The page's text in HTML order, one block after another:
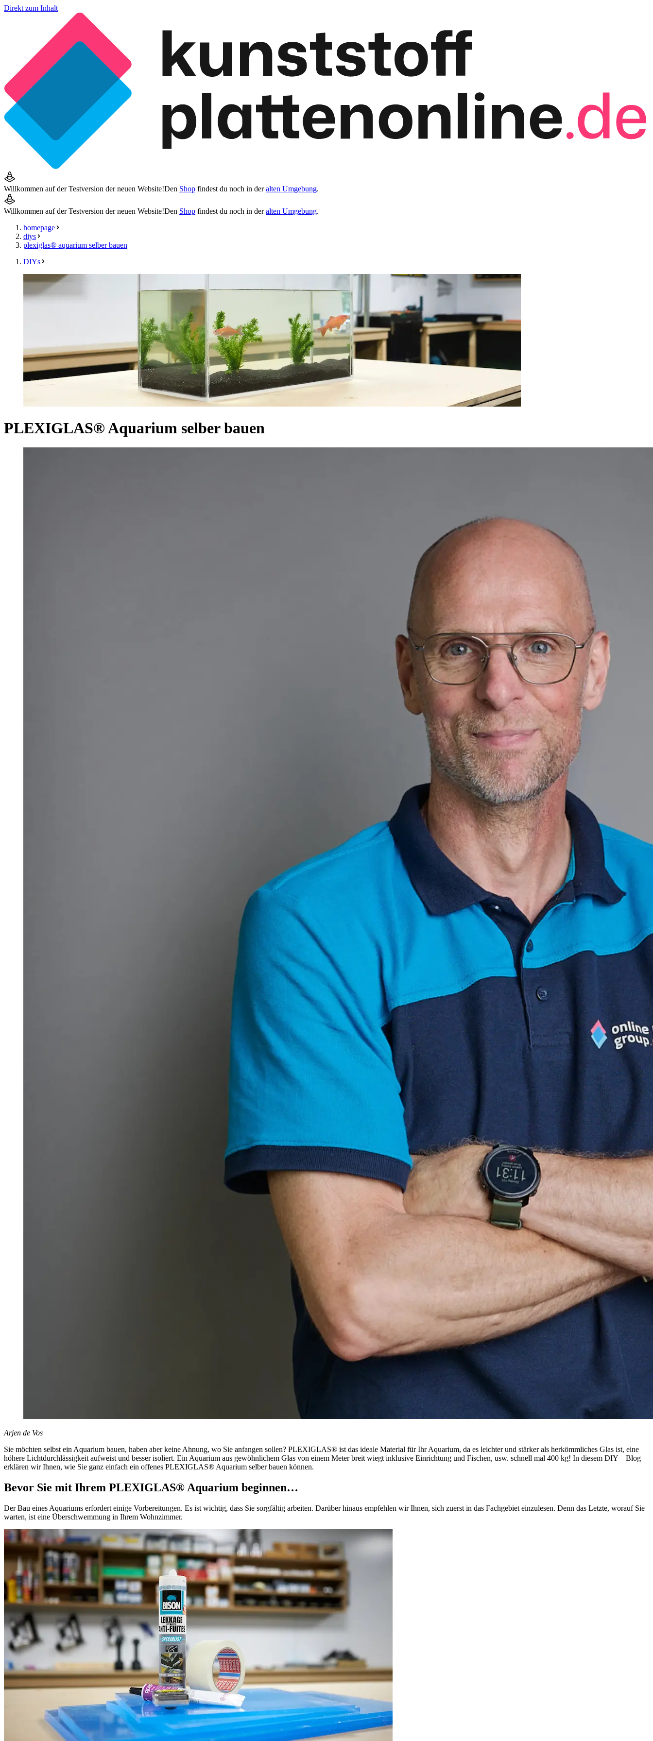
Direkt zum Inhalt
Willkommen auf der Testversion der neuen Website!Den Shop findest du noch in deralten Umgebung.
Willkommen auf der Testversion der neuen Website!Den Shop findest du noch in deralten Umgebung.
homepage
diys
plexiglas® aquarium selber bauen
DIYs
PLEXIGLAS® Aquarium selber bauen
Arjen de Vos
Sie möchten selbst ein Aquarium bauen, haben aber keine Ahnung, wo Sie anfangen sollen? PLEXIGLAS® ist das ideale Material für Ihr Aquarium, da es leichter und stärker als herkömmliches Glas ist, eine
höhere Lichtdurchlässigkeit aufweist und besser isoliert. Ein Aquarium aus gewöhnlichem Glas von einem Meter breit wiegt inklusive Einrichtung und Fischen, usw. schnell mal 400 kg! In diesem DIY – Blog
erklären wir Ihnen, wie Sie ganz einfach ein offenes PLEXIGLAS® Aquarium selber bauen können.
Bevor Sie mit Ihrem PLEXIGLAS® Aquarium beginnen…
Der Bau eines Aquariums erfordert einige Vorbereitungen. Es ist wichtig, dass Sie sorgfältig arbeiten. Darüber hinaus empfehlen wir Ihnen, sich zuerst in das Fachgebiet einzulesen. Denn das Letzte, worauf Sie
warten, ist eine Überschwemmung in Ihrem Wohnzimmer.